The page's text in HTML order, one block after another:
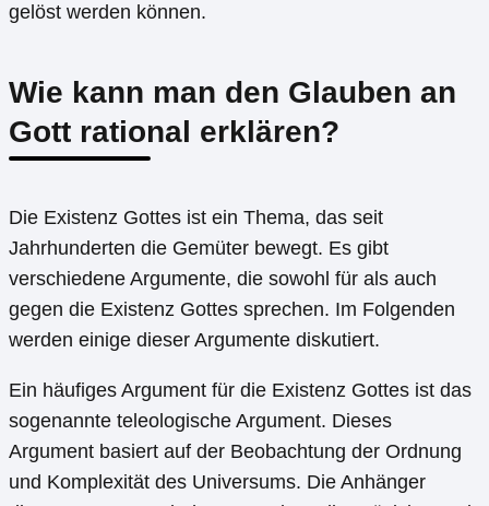
gelöst werden können.
Wie kann man den Glauben an
Gott rational erklären?
Die Existenz Gottes ist ein Thema, das seit
Jahrhunderten die Gemüter bewegt. Es gibt
verschiedene Argumente, die sowohl für als auch
gegen die Existenz Gottes sprechen. Im Folgenden
werden einige dieser Argumente diskutiert.
Ein häufiges Argument für die Existenz Gottes ist das
sogenannte teleologische Argument. Dieses
Argument basiert auf der Beobachtung der Ordnung
und Komplexität des Universums. Die Anhänger